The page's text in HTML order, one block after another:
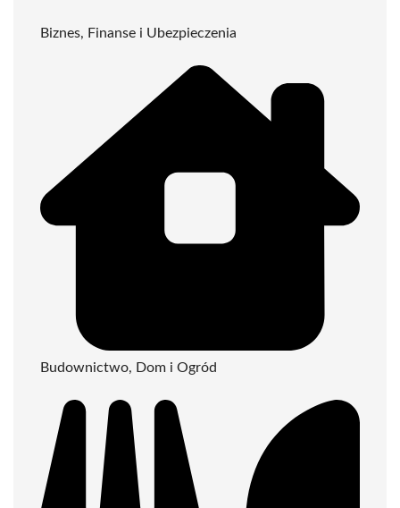
Biznes, Finanse i Ubezpieczenia
Budownictwo, Dom i Ogród